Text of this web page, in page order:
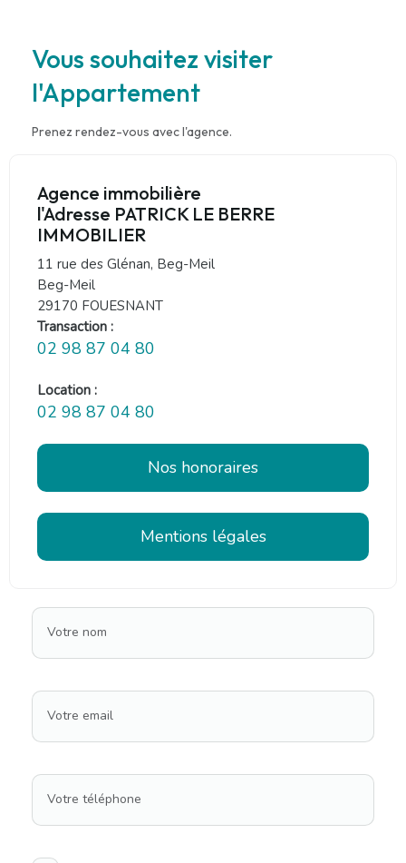
Vous souhaitez visiter
l'Appartement
Prenez rendez-vous avec l'agence.
Agence immobilière
l'Adresse PATRICK LE BERRE
IMMOBILIER
11 rue des Glénan, Beg-Meil
Beg-Meil
29170 FOUESNANT
Transaction :
02 98 87 04 80
Location :
02 98 87 04 80
Nos honoraires
Mentions légales
Votre nom
Votre email
Votre téléphone